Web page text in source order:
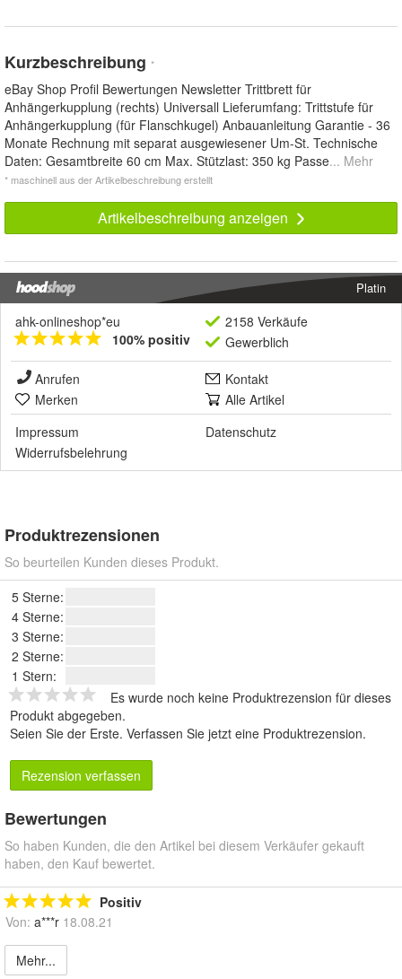
Kurzbeschreibung *
eBay Shop Profil Bewertungen Newsletter Trittbrett für
Anhängerkupplung (rechts) Universall Lieferumfang: Trittstufe für
Anhängerkupplung (für Flanschkugel) Anbauanleitung Garantie - 36
Monate Rechnung mit separat ausgewiesener Um-St. Technische
Daten: Gesamtbreite 60 cm Max. Stützlast: 350 kg Passe... Mehr
* maschinell aus der Artikelbeschreibung erstellt
Artikelbeschreibung anzeigen
Platin
ahk-onlineshop*eu
100% positiv
2158 Verkäufe
Gewerblich
Anrufen
Kontakt
Merken
Alle Artikel
Impressum
Datenschutz
Widerrufsbelehrung
Produktrezensionen
So beurteilen Kunden dieses Produkt.
5 Sterne:
4 Sterne:
3 Sterne:
2 Sterne:
1 Stern:
Es wurde noch keine Produktrezension für dieses
Produkt abgegeben.
Seien Sie der Erste. Verfassen Sie jetzt eine Produktrezension.
Rezension verfassen
Bewertungen
So haben Kunden, die den Artikel bei diesem Verkäufer gekauft
haben, den Kauf bewertet.
Positiv
Von: a***r 18.08.21
Mehr...